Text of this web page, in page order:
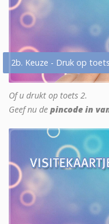
2b. Keuze - Druk op
Of u drukt op toets 2.
Geef nu de pincode in